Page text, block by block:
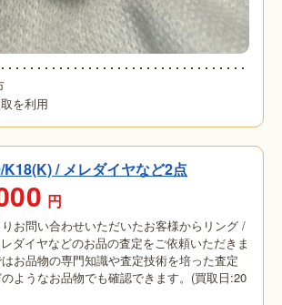
を利用
K18(K) / メレダイヤなど2点
円
お問い合わせいただいたお客様からリング /
ダイヤなどのお品の査定をご依頼いただきま
お品物の専門知識や査定技術を培った査定
ようなお品物でも確認できます。(買取日:20